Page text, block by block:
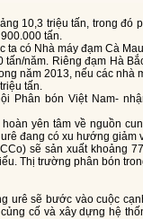
tấn.
năm. Riêng đạm Hà
năm 2013, nếu các nhà
tấn.
đang có xu hướng giảm
Thị trường phân bón
cố và xây dựng hệ